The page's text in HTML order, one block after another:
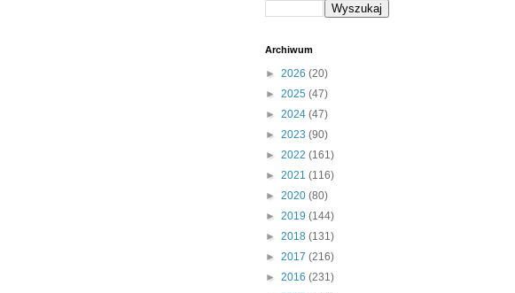
Archiwum
► 2026 (20)
► 2025 (47)
► 2024 (47)
► 2023 (90)
► 2022 (161)
► 2021 (116)
► 2020 (80)
► 2019 (144)
► 2018 (131)
► 2017 (216)
► 2016 (231)